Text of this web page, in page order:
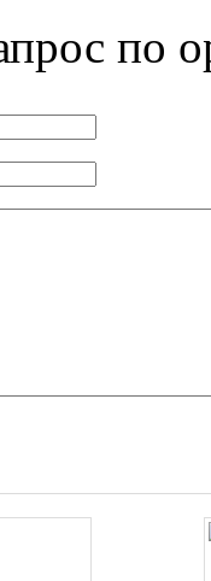
по